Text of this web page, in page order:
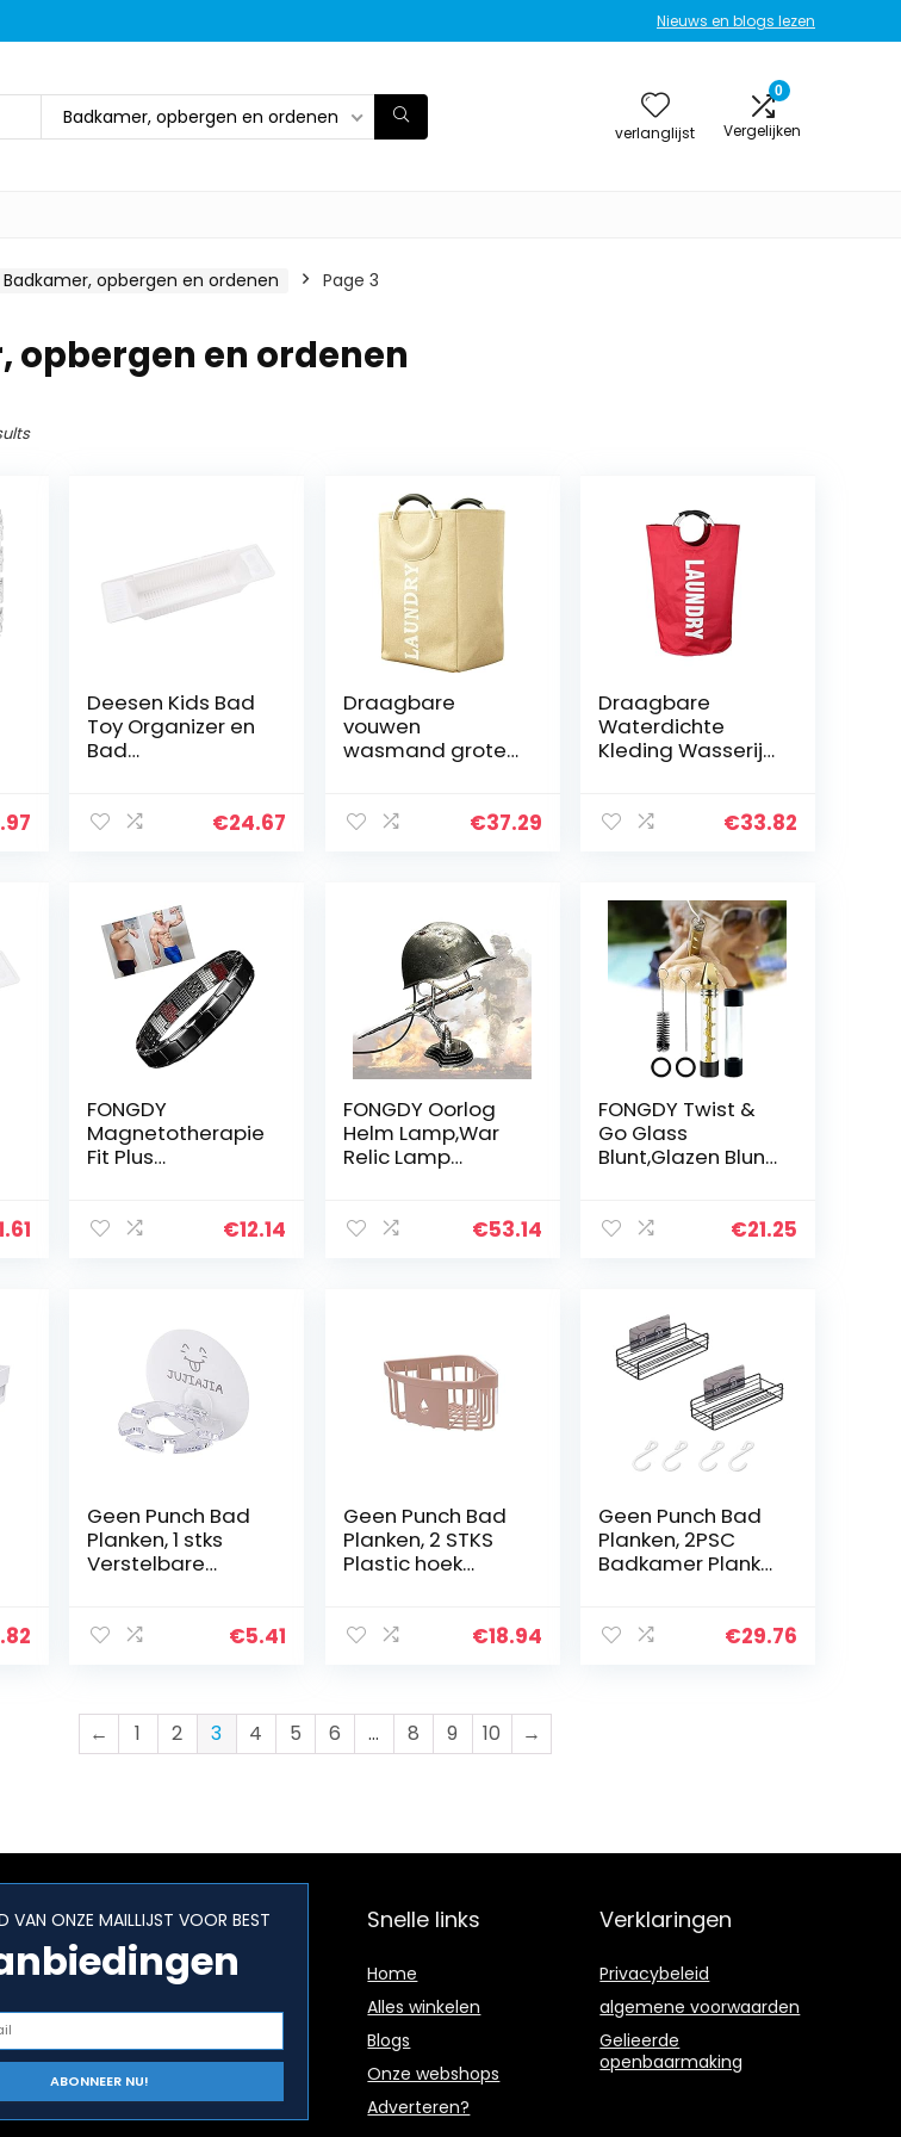
Nieuws en blogs lezen
Badkamer, opbergen en ordenen
verlanglijst
0
Vergelijken
Badkamer, opbergen en ordenen Page 3
opbergen en ordenen
Deesen Kids Bad
Toy Organizer en
Bad
€24.67
Draagbare
vouwen
wasmand grote
waterdichte
bin (Color…
€37.29
Draagbare
Waterdichte
Kleding Wasserij
Vouwkleding
Opbergtas
Picknickmand
(Color : Red…
€33.82
FONGDY
Magnetotherapie
Fit Plus
Plus Armband Fat
€12.14
FONGDY Oorlog
Helm Lamp,War
Relic Lamp
Oorlog stijl Decor
€53.14
FONGDY Twist &
Go Glass
Blunt,Glazen Blunt
Glas Blunt-
€21.25
Geen Punch Bad
Planken, 1 stks
Verstelbare
Plank Organizer
Badkamer…
€5.41
Geen Punch Bad
Planken, 2 STKS
Plastic hoek
plank badkamer
€18.94
Geen Punch Bad
Planken, 2PSC
Badkamer Plank
Muur Plank Lijm
€29.76
← 1 2 3 4 5 6 … 8 9 10 →
VAN ONZE MAILLIJST VOOR BEST Snelle links
Home
Alles winkelen
Blogs
Onze webshops
Adverteren?
Verklaringen
Privacybeleid
algemene voorwaarden
Gelieerde
openbaarmaking